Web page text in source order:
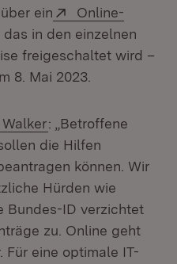
ein
Extern:
Online-
in den einzelnen
freigeschaltet wird –
8. Mai 2023.
: „Betroffene
die Hilfen
können. Wir
Hürden wie
Bundes-ID verzichtet
zu. Online geht
eine optimale IT-